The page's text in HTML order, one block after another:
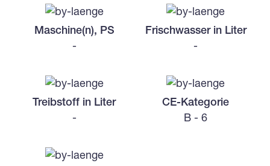
Maschine(n), PS
-
Frischwasser in Liter
-
Treibstoff in Liter
-
CE-Kategorie
B - 6